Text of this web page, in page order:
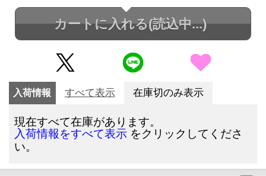
カートに入れる(読込中...)
入荷情報 すべて表示 在庫切のみ表示
現在すべて在庫があります。
入荷情報をすべて表示 をクリックしてくださ
い。